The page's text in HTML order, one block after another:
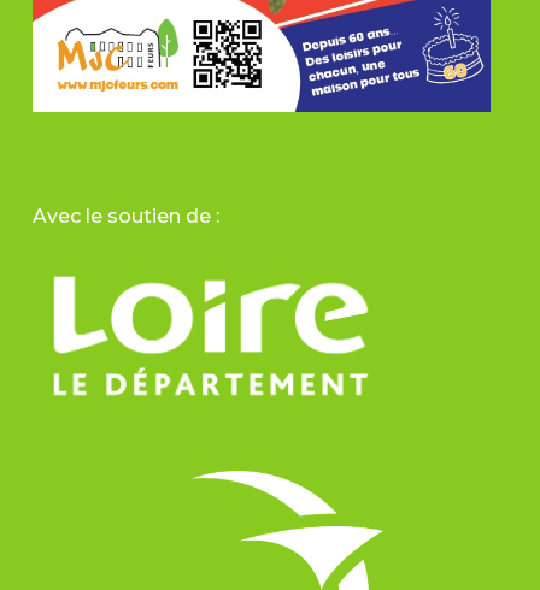
Avec le soutien de :